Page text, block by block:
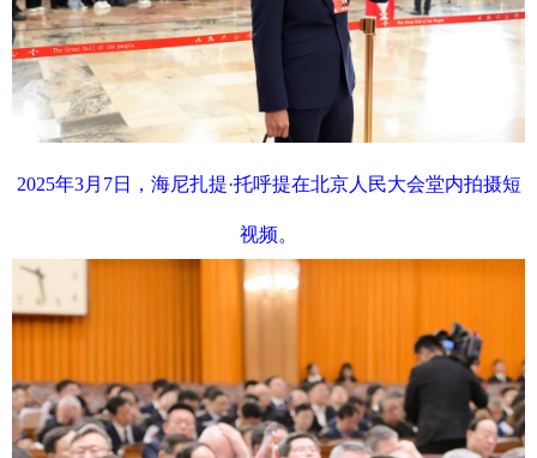
2025年3月7日，海尼扎提·托呼提在北京人民大会堂内拍摄短
视频。